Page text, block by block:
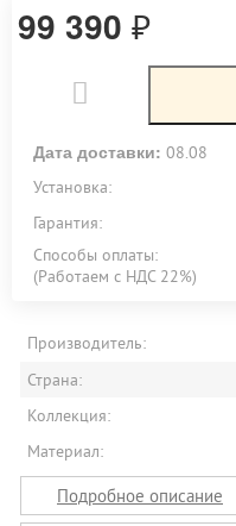
99 390 ₽
Дата доставки: 08.08
Установка:
Гарантия:
Способы оплаты:
(Работаем с НДС 22%)
Производитель:
Страна:
Коллекция:
Материал:
Подробное описание